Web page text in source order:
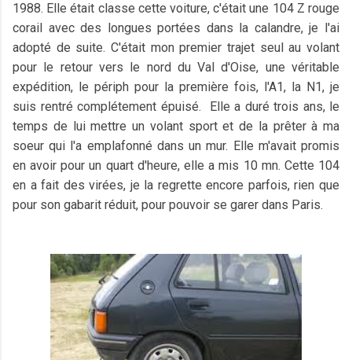
1988. Elle était classe cette voiture, c'était une 104 Z rouge
corail avec des longues portées dans la calandre, je l'ai
adopté de suite. C'était mon premier trajet seul au volant
pour le retour vers le nord du Val d'Oise, une véritable
expédition, le périph pour la première fois, l'A1, la N1, je
suis rentré complétement épuisé. Elle a duré trois ans, le
temps de lui mettre un volant sport et de la prêter à ma
soeur qui l'a emplafonné dans un mur. Elle m'avait promis
en avoir pour un quart d'heure, elle a mis 10 mn. Cette 104
en a fait des virées, je la regrette encore parfois, rien que
pour son gabarit réduit, pour pouvoir se garer dans Paris.